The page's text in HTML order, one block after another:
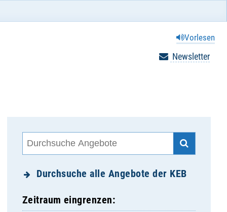
Vorlesen
Newsletter
Durchsuche alle Angebote der KEB
Zeitraum eingrenzen: